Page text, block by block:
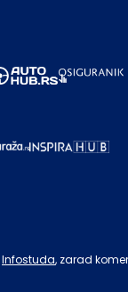
Infostuda, zarad